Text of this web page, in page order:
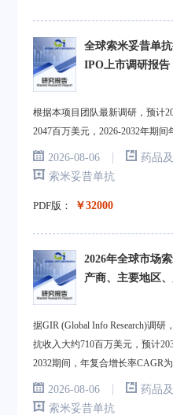
全球索米妥昔单
IPO上市调研报告
根据本项目团队最新调研，预计
2047百万美元，2026-2032年期间
2026-08-06 |
药品
索米妥昔单抗
PDF版： ￥32000
2026年全球市场
产商、主要地区
据GIR (Global Info Research)调
抗收入大约710百万美元，预计
2032期间，年复合增长率CAGR为
2026-08-06 |
药品
索米妥昔单抗